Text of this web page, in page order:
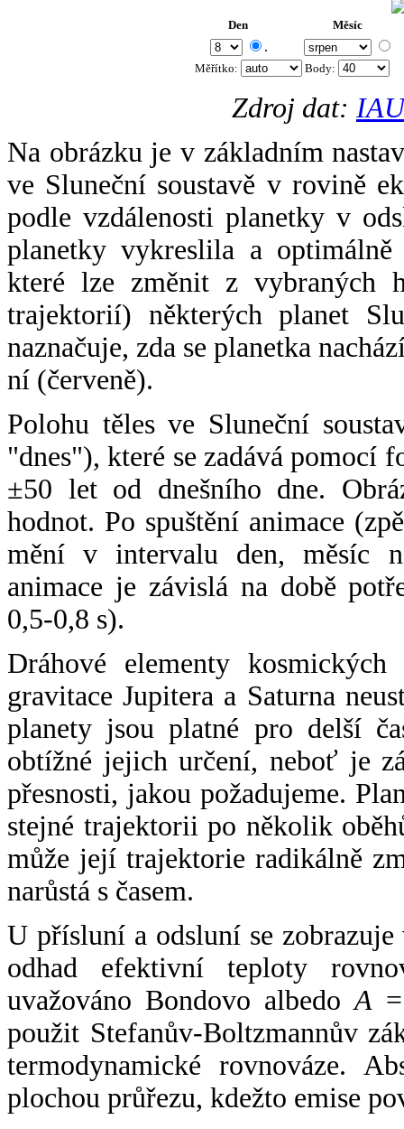
Den Měsíc
.
Měřítko: Body:
Zdroj dat:
Na obrázku je v základním
ve Sluneční soustavě v rovině
podle vzdálenosti planetky v
planetky vykreslila a
které lze změnit z vybraných
trajektorií) některých planet
naznačuje, zda se planetka
ní (červeně).
Polohu těles ve Sluneční
"dnes"), které se zadává pomocí
±50 let od dnešního dne.
hodnot. Po spuštění animace
mění v intervalu den, měsíc
animace je závislá na době
0,5-0,8 s).
Dráhové elementy
gravitace Jupitera a Saturna
planety jsou platné pro delší
obtížné jejich určení, neboť je
přesnosti, jakou požadujeme.
stejné trajektorii po několik
může její trajektorie radikálně
narůstá s časem.
U přísluní a odsluní se
odhad efektivní teploty
uvažováno Bondovo albedoA
použit Stefanův-Boltzmannův
termodynamické rovnováze.
plochou průřezu, kdežto emise